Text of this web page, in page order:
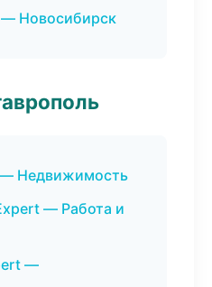
— Новосибирск
— Недвижимость
— Работа и
—